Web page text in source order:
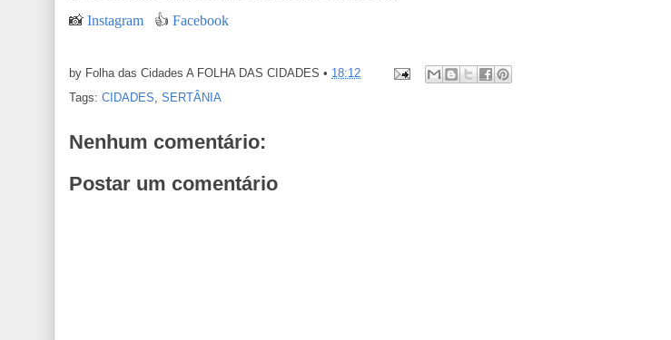
📸 Instagram 👍 Facebook
by Folha das Cidades A FOLHA DAS CIDADES • 18:12
Tags: CIDADES, SERTÂNIA
Nenhum comentário:
Postar um comentário